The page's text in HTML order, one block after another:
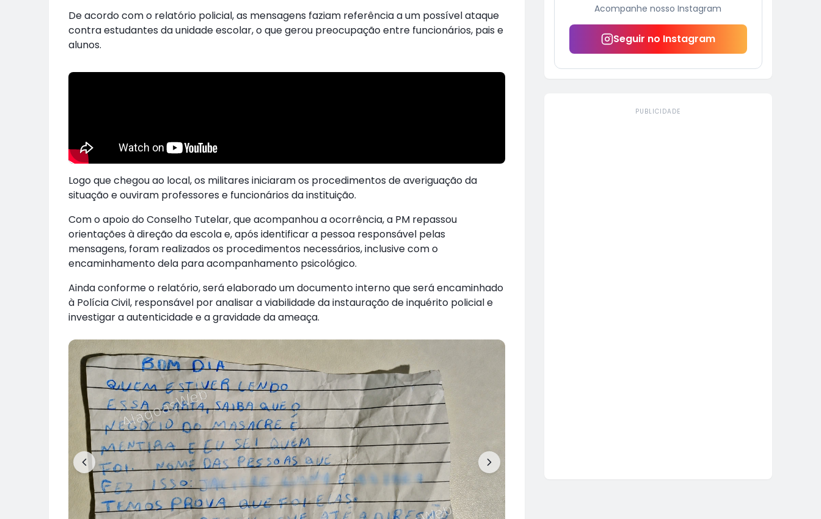
De acordo com o relatório policial, as mensagens faziam referência a um possível ataque
contra estudantes da unidade escolar, o que gerou preocupação entre funcionários, pais e
alunos.
Logo que chegou ao local, os militares iniciaram os procedimentos de averiguação da
situação e ouviram professores e funcionários da instituição.
Com o apoio do Conselho Tutelar, que acompanhou a ocorrência, a PM repassou
orientações à direção da escola e, após identificar a pessoa responsável pelas
mensagens, foram realizados os procedimentos necessários, inclusive com o
encaminhamento dela para acompanhamento psicológico.
Ainda conforme o relatório, será elaborado um documento interno que será encaminhado
à Polícia Civil, responsável por analisar a viabilidade da instauração de inquérito policial e
investigar a autenticidade e a gravidade da ameaça.
Acompanhe nosso Instagram
Seguir no Instagram
PUBLICIDADE